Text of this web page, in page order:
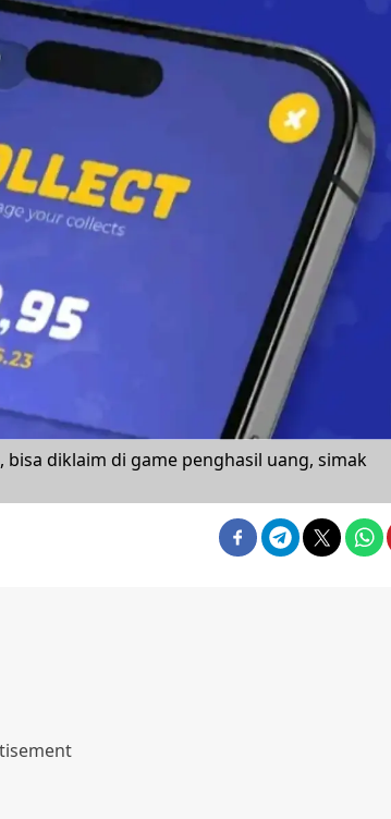
diklaim di game penghasil uang, simak